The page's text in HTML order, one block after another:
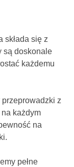
składa się z
są doskonale
każdemu
z
każdym
na
pełne